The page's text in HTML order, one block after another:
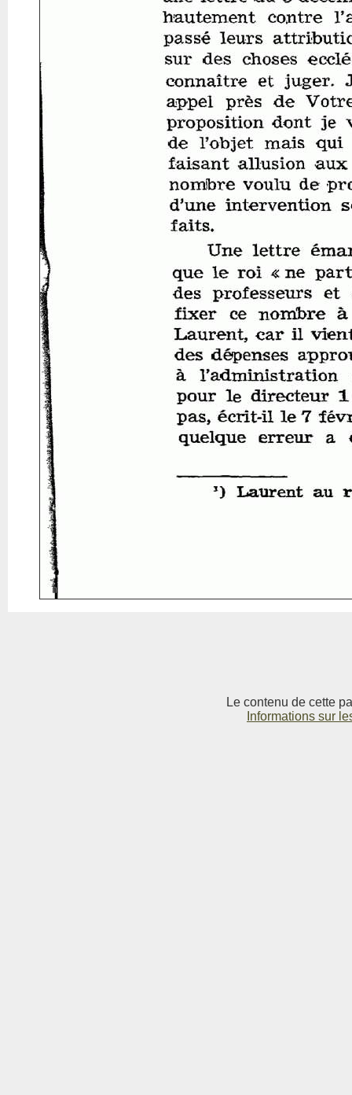
Le contenu de cette
Informations sur